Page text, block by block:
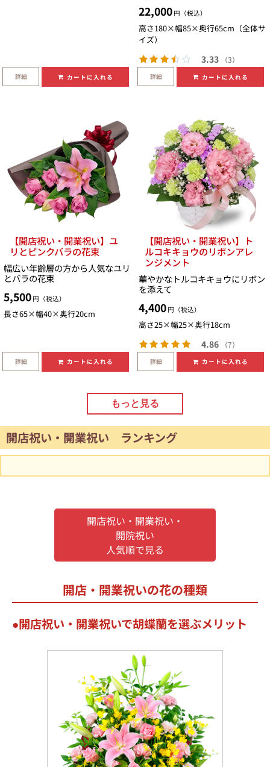
詳細 カートに入れる
22,000 円（税込）
高さ180×幅85×奥行65cm（全体サ
イズ）
3.33 （3）
詳細 カートに入れる
【開店祝い・開業祝い】ユ
リとピンクバラの花束
幅広い年齢層の方から人気なユリ
とバラの花束
5,500 円（税込）
長さ65×幅40×奥行20cm
詳細 カートに入れる
【開店祝い・開業祝い】ト
ルコキキョウのリボンアレ
ンジメント
華やかなトルコキキョウにリボン
を添えて
4,400 円（税込）
高さ25×幅25×奥行18cm
4.86 （7）
詳細 カートに入れる
もっと見る
開店祝い・開業祝い ランキング
開店祝い・開業祝い・
開院祝い
人気順で見る
開店・開業祝いの花の種類
開店祝い・開業祝いで胡蝶蘭を選ぶメリット